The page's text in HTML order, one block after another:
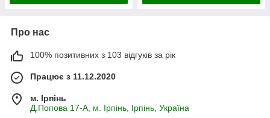
Про нас
100% позитивних з 103 відгуків за рік
Працює з 11.12.2020
м. Ірпінь
Д.Попова 17-А, м. Ірпінь, Ірпінь, Україна